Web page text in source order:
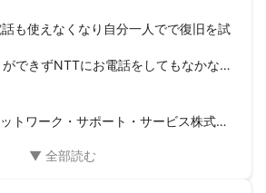
も使えなくなり自分一人でで復旧を試
できずNTTにお電話をしてもなかなか
応も大変丁寧で親切でお仕事をご依頼す
を感じました。
いただいて、NTTとの携帯電話でのやり
ネットワーク・サポート・サービス株式会社